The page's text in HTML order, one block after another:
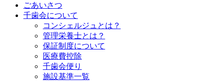
ごあいさつ
千歯会について
コンシェルジュとは？
管理栄養士とは？
保証制度について
医療費控除
千歯会便り
施設基準一覧